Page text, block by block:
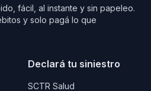
fácil, al instante y sin papeleo.
y solo pagá lo que
Declará tu siniestro
SCTR Salud